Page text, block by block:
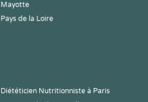
Mayotte
Pays de la Loire
Diététicien Nutritionniste à Paris